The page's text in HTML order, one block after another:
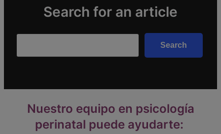
Search for an article
Search
Nuestro equipo en psicología
perinatal puede ayudarte: